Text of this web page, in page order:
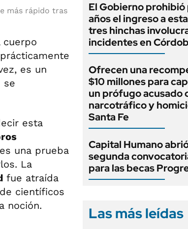
más rápido tras
cuerpo
es un
se
esta
una prueba
La
fue atraída
científicos
noción.
El Gobierno
años el ingreso a
tres hinchas
incidentes en
Ofrecen una
$10 millones para
un prófugo acusado
narcotráfico y
Santa Fe
Capital Humano
segunda
para las becas
Las más leídas